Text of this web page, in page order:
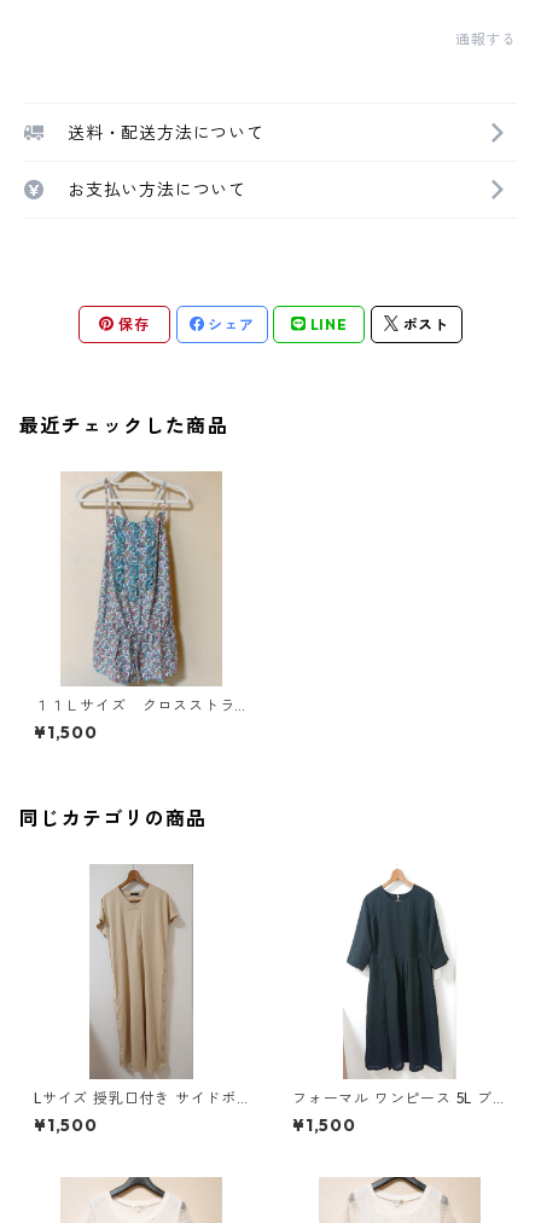
通報する
送料・配送方法について
お支払い方法について
保存 シェア LINE ポスト
最近チェックした商品
１１Ｌサイズ クロスストラ
ップ 花柄 ワンピース水
着 ピンク KAE-3518
¥1,500
同じカテゴリの商品
Lサイズ 授乳口付き サイドボ
タンデザイン ワンピース マタ
ニティ ベージュ ◆KIY-1303
¥1,500
フォーマル ワンピース 5L ブ
ラック ◆KIY-1300◆
¥1,500